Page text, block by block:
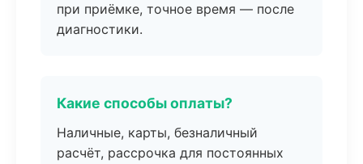
при приёмке, точное время — после
диагностики.
Какие способы оплаты?
Наличные, карты, безналичный
расчёт, рассрочка для постоянных